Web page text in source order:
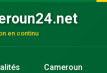
en continu
Cameroun